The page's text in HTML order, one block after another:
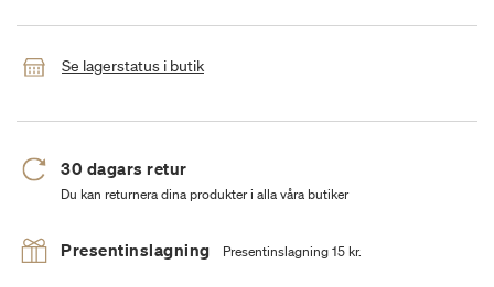
Se lagerstatus i butik
30 dagars retur
Du kan returnera dina produkter i alla våra butiker
Presentinslagning Presentinslagning 15 kr.